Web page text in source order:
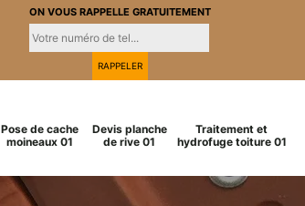
ON VOUS RAPPELLE GRATUITEMENT
Pose de cache
moineaux 01
Devis planche
de rive 01
Traitement et
hydrofuge toiture 01